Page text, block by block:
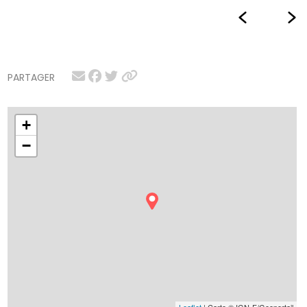
PARTAGER
+
−